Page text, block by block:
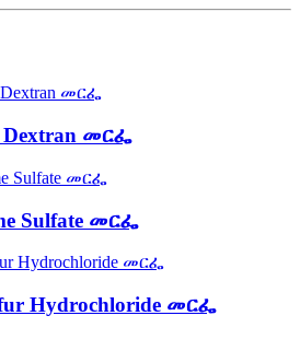
መርፌ
Sulfate መርፌ
Hydrochloride መርፌ